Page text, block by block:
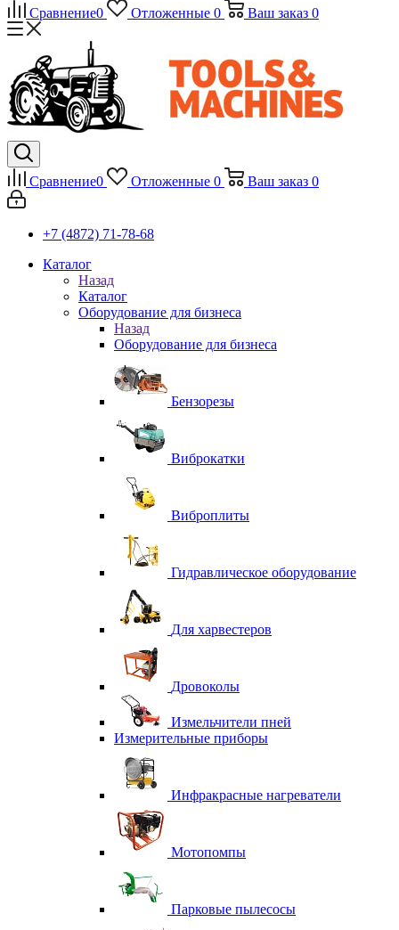
Сравнение0 Отложенные 0 Ваш заказ 0
Сравнение0 Отложенные 0 Ваш заказ 0
+7 (4872) 71-78-68
Каталог
Назад
Каталог
Оборудование для бизнеса
Назад
Оборудование для бизнеса
Бензорезы
Виброкатки
Виброплиты
Гидравлическое оборудование
Для харвестеров
Дровоколы
Измельчители пней
Измерительные приборы
Инфракрасные нагреватели
Мотопомпы
Парковые пылесосы